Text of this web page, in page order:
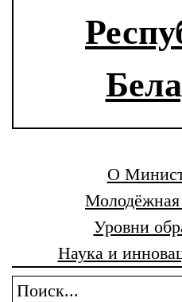
О
Уровни
Наука и